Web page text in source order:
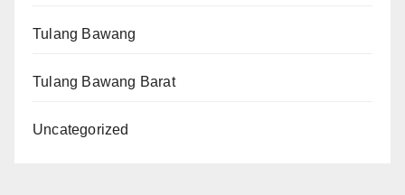
Tulang Bawang
Tulang Bawang Barat
Uncategorized